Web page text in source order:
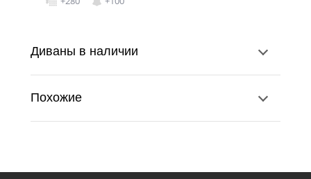
Диваны в наличии
Похожие